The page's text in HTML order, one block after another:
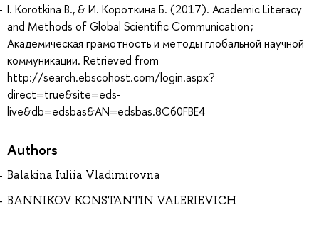
I. Korotkina B., & И. Короткина Б. (2017). Academic Literacy
and Methods of Global Scientific Communication ;
Академическая грамотность и методы глобальной научной
коммуникации. Retrieved from
http://search.ebscohost.com/login.aspx?
direct=true&site=eds-
live&db=edsbas&AN=edsbas.8C60FBE4
Authors
Balakina Iuliia Vladimirovna
BANNIKOV KONSTANTIN VALERIEVICH